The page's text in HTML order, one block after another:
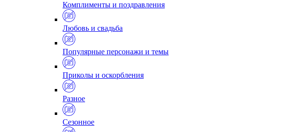
Комплименты и поздравления
Любовь и свадьба
Популярные персонажи и темы
Приколы и оскорбления
Разное
Сезонное